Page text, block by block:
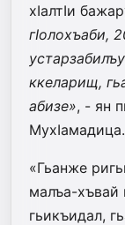
хIалтIи
гIолохъаби,
ккеларищ,
абизе», - ян
МухIамадица.
«Гьанже
малъа-хъвай
гьикъидал,